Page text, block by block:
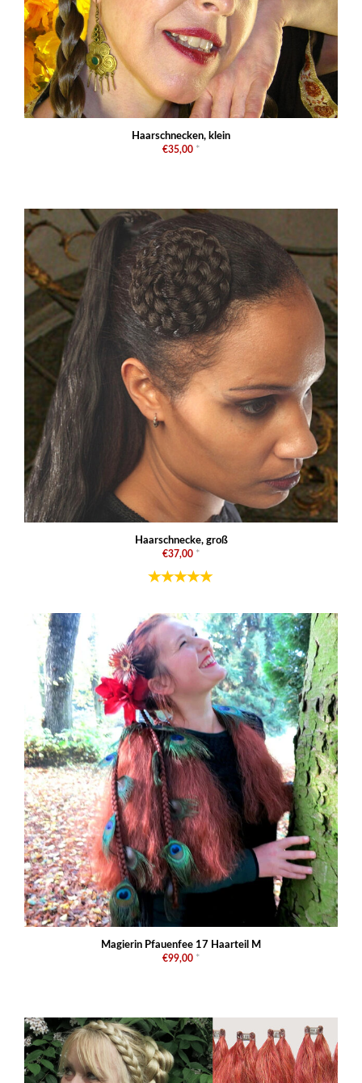
Haarschnecken, klein
€35,00 *
Haarschnecke, groß
€37,00 *
Magierin Pfauenfee 17 Haarteil M
€99,00 *